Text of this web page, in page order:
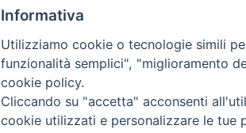
Informativa
Utilizziamo cookie o tecnologie simili
funzionalità semplici", "miglioramento
cookie policy.
Cliccando su "accetta" acconsenti
cookie utilizzati e personalizzare le tue